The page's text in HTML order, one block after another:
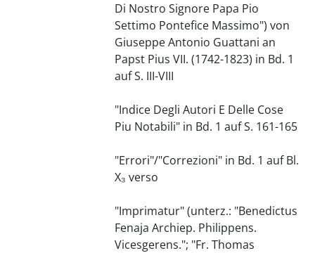
Di Nostro Signore Papa Pio
Settimo Pontefice Massimo") von
Giuseppe Antonio Guattani an
Papst Pius VII. (1742-1823) in Bd. 1
auf S. III-VIII
"Indice Degli Autori E Delle Cose
Piu Notabili" in Bd. 1 auf S. 161-165
"Errori"/"Correzioni" in Bd. 1 auf Bl.
X₃ verso
"Imprimatur" (unterz.: "Benedictus
Fenaja Archiep. Philippens.
Vicesgerens."; "Fr. Thomas